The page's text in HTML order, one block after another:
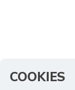
COOKIES